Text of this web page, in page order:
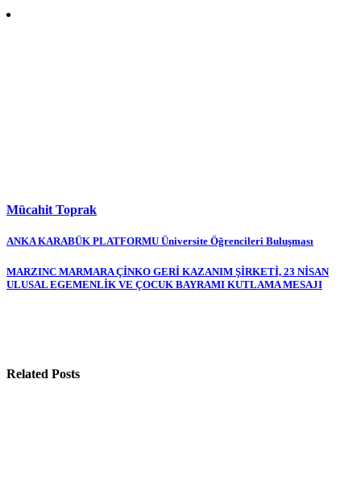
Mücahit Toprak
Yazı
gezinmesi
ANKA KARABÜK PLATFORMU Üniversite Öğrencileri Buluşması
MARZINC MARMARA ÇİNKO GERİ KAZANIM ŞİRKETİ, 23 NİSAN
ULUSAL EGEMENLİK VE ÇOCUK BAYRAMI KUTLAMA MESAJI
Related Posts